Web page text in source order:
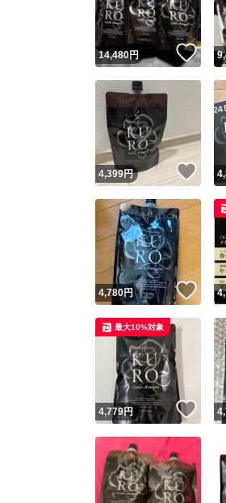
14,480円 い
4,399円 い
4,780円 い
4,779円 い
最大10%対象